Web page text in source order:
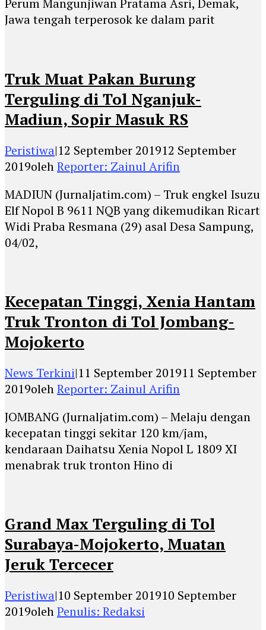
Perum Mangunjiwan Pratama Asri, Demak,
Jawa tengah terperosok ke dalam parit
Truk Muat Pakan Burung
Terguling di Tol Nganjuk-
Madiun, Sopir Masuk RS
Peristiwa|12 September 201912 September
2019olehReporter: Zainul Arifin
MADIUN (Jurnaljatim.com) – Truk engkel Isuzu
Elf Nopol B 9611 NQB yang dikemudikan Ricart
Widi Praba Resmana (29) asal Desa Sampung,
04/02,
Kecepatan Tinggi, Xenia Hantam
Truk Tronton di Tol Jombang-
Mojokerto
News Terkini|11 September 201911 September
2019olehReporter: Zainul Arifin
JOMBANG (Jurnaljatim.com) – Melaju dengan
kecepatan tinggi sekitar 120 km/jam,
kendaraan Daihatsu Xenia Nopol L 1809 XI
menabrak truk tronton Hino di
Grand Max Terguling di Tol
Surabaya-Mojokerto, Muatan
Jeruk Tercecer
Peristiwa|10 September 201910 September
2019olehPenulis: Redaksi